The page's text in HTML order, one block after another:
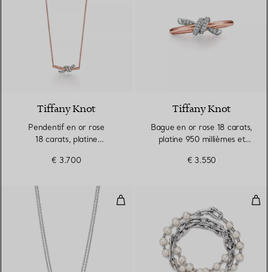
Tiffany Knot
Pendentif en or rose
18 carats, platine
Small.
€ 3.700
Tiffany Knot
Bague en or rose 18 carats,
platine 950 millièmes et
€ 3.550
Pendentif à maillons doubles